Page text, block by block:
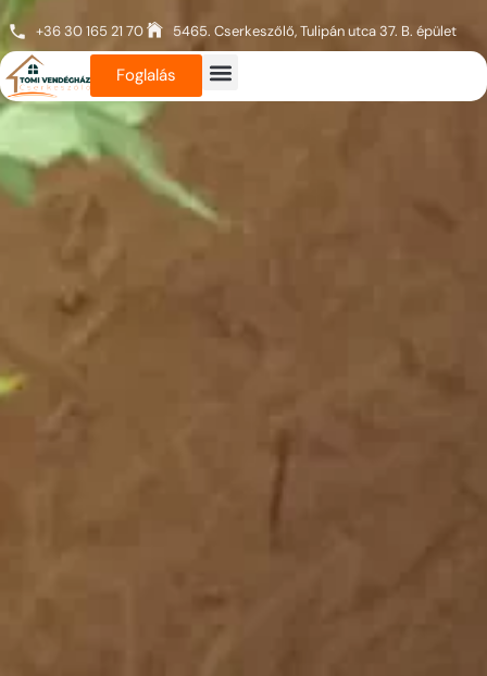
+36 30 165 21 70 5465. Cserkeszőlő, Tulipán utca 37. B. épület
Foglalás